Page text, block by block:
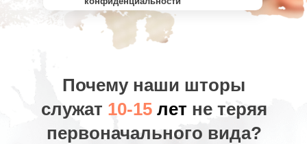
Почему наши шторы
служат 10-15 лет не теряя
первоначального вида?